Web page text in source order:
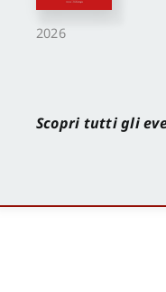
2026
Scopri tutti gli